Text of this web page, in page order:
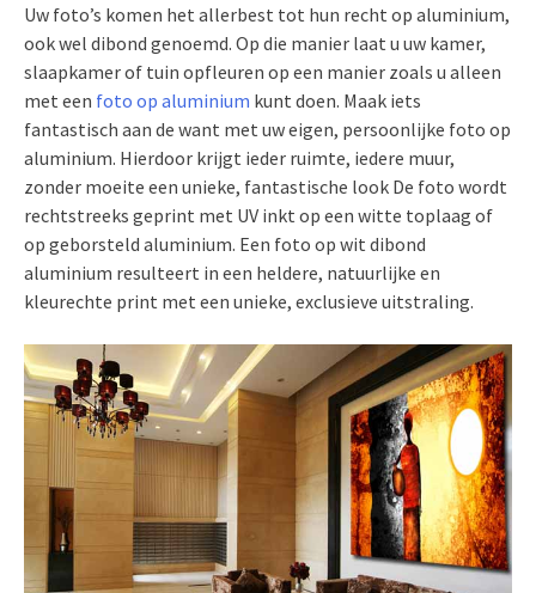
Uw foto’s komen het allerbest tot hun recht op aluminium,
ook wel dibond genoemd. Op die manier laat u uw kamer,
slaapkamer of tuin opfleuren op een manier zoals u alleen
met een foto op aluminium kunt doen. Maak iets
fantastisch aan de want met uw eigen, persoonlijke foto op
aluminium. Hierdoor krijgt ieder ruimte, iedere muur,
zonder moeite een unieke, fantastische look De foto wordt
rechtstreeks geprint met UV inkt op een witte toplaag of
op geborsteld aluminium. Een foto op wit dibond
aluminium resulteert in een heldere, natuurlijke en
kleurechte print met een unieke, exclusieve uitstraling.